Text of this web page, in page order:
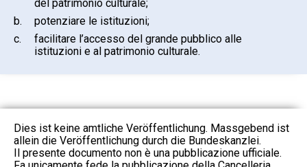
del patrimonio culturale;
b.
potenziare le istituzioni;
c.
facilitare l’accesso del grande pubblico alle
istituzioni e al patrimonio culturale.
Dies ist keine amtliche Veröffentlichung. Massgebend ist
allein die Veröffentlichung durch die Bundeskanzlei.
Il presente documento non è una pubblicazione ufficiale.